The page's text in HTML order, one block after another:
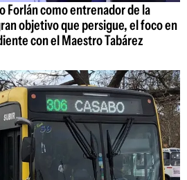
Forlán como entrenador de la
objetivo que persigue, el foco en
con el Maestro Tabárez